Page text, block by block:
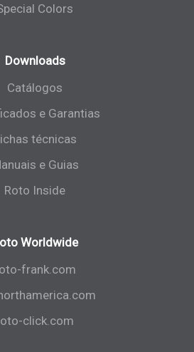
Colors
Downloads
Catálogos
e Garantias
técnicas
e Guias
Roto Inside
Worldwide
frank.com
click.com